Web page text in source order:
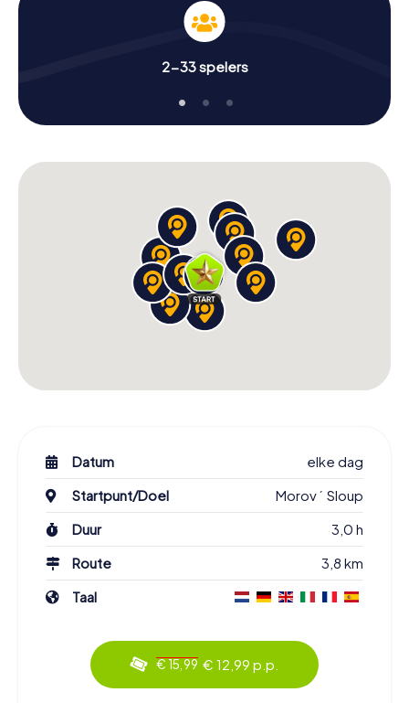
2-33 spelers
Datum
elke dag
Startpunt/Doel
Morový Sloup
Duur
3,0 h
Route
3,8 km
Taal
€ 15,99 € 12,99 p.p.